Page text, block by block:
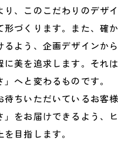
り、このこだわりのデザ
形づくります。また、確
るよう、企画デザインか
に美を追求します。それ
」へと変わるものです。
待ちいただいているお客
」をお届けできるよう、
目指します。